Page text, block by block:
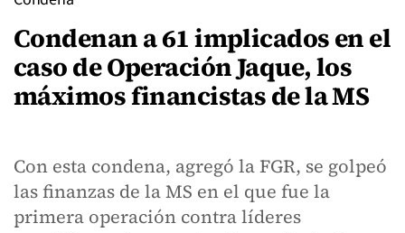
Condenan a 61 implicados en el
caso de Operación Jaque, los
máximos financistas de la MS
Con esta condena, agregó la FGR, se golpeó
las finanzas de la MS en el que fue la
primera operación contra líderes